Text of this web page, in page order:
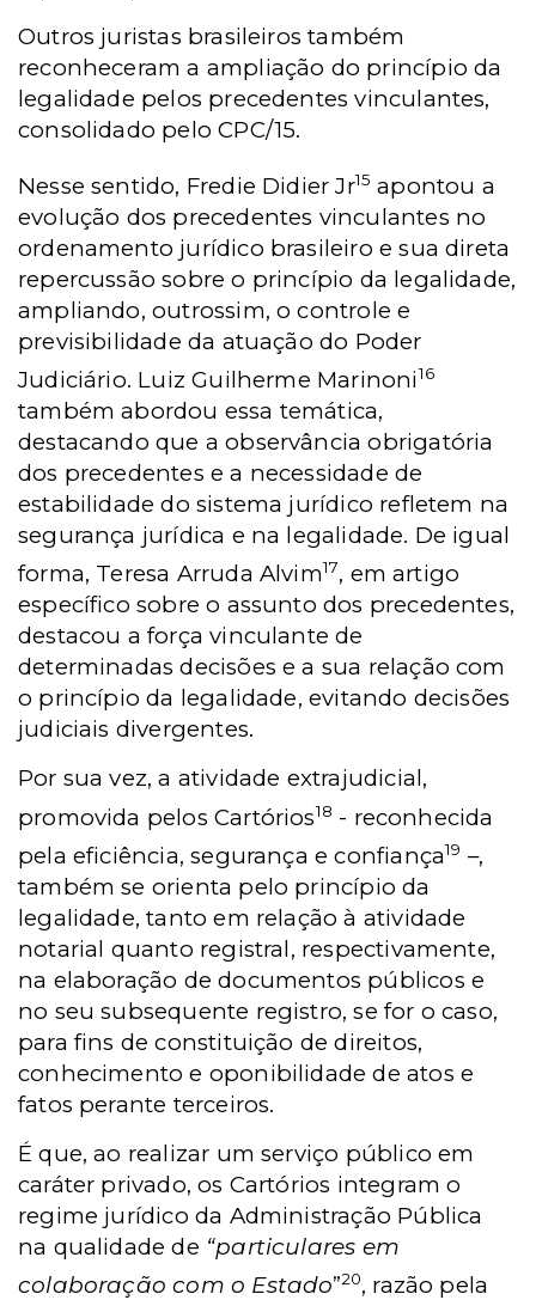
Outros juristas brasileiros também
reconheceram a ampliação do princípio da
legalidade pelos precedentes vinculantes,
consolidado pelo CPC/15.
Nesse sentido, Fredie Didier Jr15 apontou a
evolução dos precedentes vinculantes no
ordenamento jurídico brasileiro e sua direta
repercussão sobre o princípio da legalidade,
ampliando, outrossim, o controle e
previsibilidade da atuação do Poder
Judiciário. Luiz Guilherme Marinoni16
também abordou essa temática,
destacando que a observância obrigatória
dos precedentes e a necessidade de
estabilidade do sistema jurídico refletem na
segurança jurídica e na legalidade. De igual
forma, Teresa Arruda Alvim17, em artigo
específico sobre o assunto dos precedentes,
destacou a força vinculante de
determinadas decisões e a sua relação com
o princípio da legalidade, evitando decisões
judiciais divergentes.
Por sua vez, a atividade extrajudicial,
promovida pelos Cartórios18 - reconhecida
pela eficiência, segurança e confiança19 –,
também se orienta pelo princípio da
legalidade, tanto em relação à atividade
notarial quanto registral, respectivamente,
na elaboração de documentos públicos e
no seu subsequente registro, se for o caso,
para fins de constituição de direitos,
conhecimento e oponibilidade de atos e
fatos perante terceiros.
É que, ao realizar um serviço público em
caráter privado, os Cartórios integram o
regime jurídico da Administração Pública
na qualidade de “particulares em
colaboração com o Estado”20, razão pela